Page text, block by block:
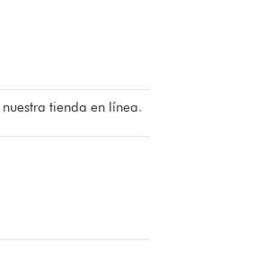
nuestra tienda en línea.